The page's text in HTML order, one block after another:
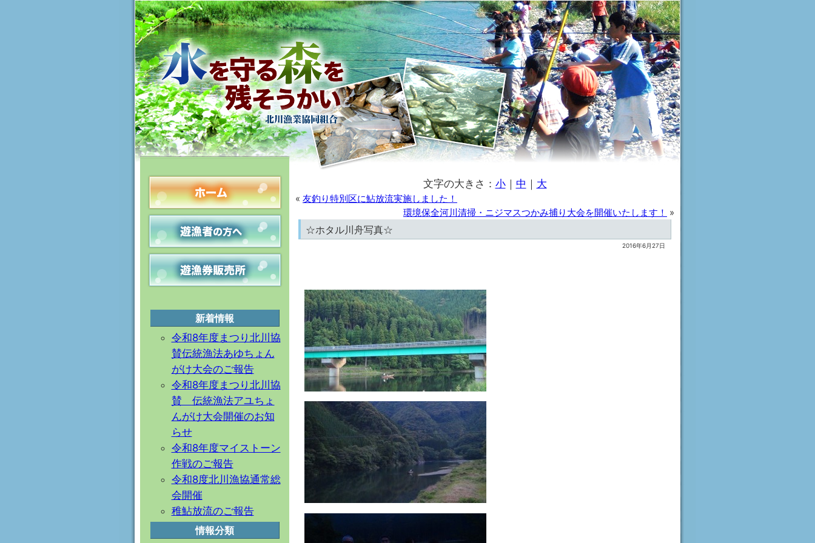
文字の大きさ： 小｜ 中 ｜ 大
« 友釣り特別区に鮎放流実施しました！
環境保全河川清掃・ニジマスつかみ捕り大会を開催いたします！ »
☆ホタル川舟写真☆
2016年6月27日
新着情報
令和8年度まつり北川協
賛伝統漁法あゆちょん
がけ大会のご報告
令和8年度まつり北川協
賛 伝統漁法アユちょ
んがけ大会開催のお知
らせ
令和8年度マイストーン
作戦のご報告
令和8度北川漁協通常総
会開催
稚鮎放流のご報告
情報分類